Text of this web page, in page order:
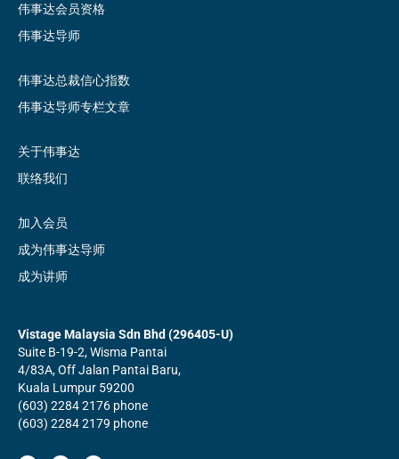
伟事达会员资格
伟事达导师
伟事达总裁信心指数
伟事达导师专栏文章
关于伟事达
联络我们
加入会员
成为伟事达导师
成为讲师
Vistage Malaysia Sdn Bhd (296405-U)
Suite B-19-2, Wisma Pantai
4/83A, Off Jalan Pantai Baru,
Kuala Lumpur 59200
(603) 2284 2176 phone
(603) 2284 2179 phone